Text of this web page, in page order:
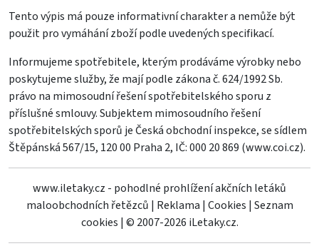
Tento výpis má pouze informativní charakter a nemůže být
použit pro vymáhání zboží podle uvedených specifikací.
Informujeme spotřebitele, kterým prodáváme výrobky nebo
poskytujeme služby, že mají podle zákona č. 624/1992 Sb.
právo na mimosoudní řešení spotřebitelského sporu z
příslušné smlouvy. Subjektem mimosoudního řešení
spotřebitelských sporů je Česká obchodní inspekce, se sídlem
Štěpánská 567/15, 120 00 Praha 2, IČ: 000 20 869 (www.coi.cz).
www.iletaky.cz - pohodlné prohlížení akčních letáků
maloobchodních řetězců | Reklama | Cookies | Seznam
cookies | © 2007-2026 iLetaky.cz.